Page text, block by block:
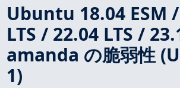
Ubuntu 18.04 ESM
LTS / 22.04 LTS /
amanda の脆弱性
1)